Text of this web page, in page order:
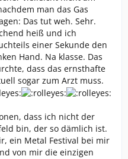
man das Gas
Das tut weh. Sehr.
heiß und ich
einer Sekunde den
Hand. Na klasse. Das
dass das ernsthafte
sogar zum Arzt muss.
dass ich nicht der
bin, der so dämlich ist.
ein Metal Festival bei mir
von mir die einzigen